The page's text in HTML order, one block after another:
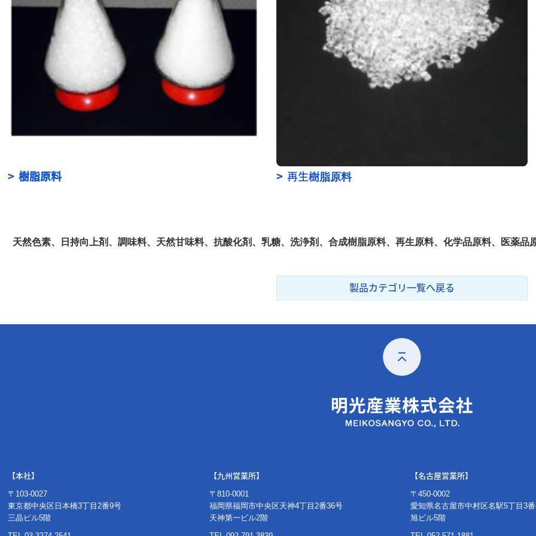
> 樹脂原料 > 再生樹脂原料
天然色素、日持向上剤、調味料、天然甘味料、抗酸化剤、乳糖、洗浄剤、合成樹脂原料、再生原料、化学品原料、医薬品
製品カテゴリ一覧へ戻る
【本社】
〒103-0027
東京都中央区日本橋3丁目2番9号
三晶ビル5階
【九州営業所】
〒810-0001
福岡県福岡市中央区天神4丁目2番36号
天神第一ビル2階
【名古屋営業所】
〒450-0002
愛知県名古屋市中村区名駅5丁目3
旭ビル5階